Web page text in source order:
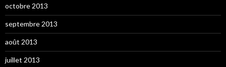
octobre 2013
septembre 2013
août 2013
juillet 2013